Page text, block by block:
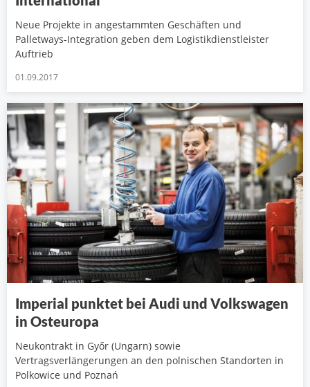
Neue Projekte in angestammten Geschäften und
Palletways-Integration geben dem Logistikdienstleister
Auftrieb
01.09.2017
Imperial punktet bei Audi und Volkswagen
in Osteuropa
Neukontrakt in Győr (Ungarn) sowie
Vertragsverlängerungen an den polnischen Standorten in
Polkowice und Poznań